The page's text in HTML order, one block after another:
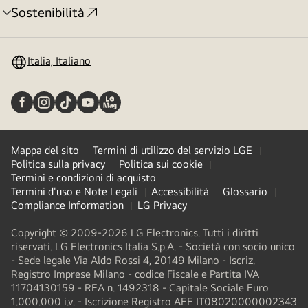
Sostenibilità
Attivazione
Italia, Italiano
Mappa del sito
Termini di utilizzo del servizio LGE
Politica sulla privacy
Politica sui cookie
Termini e condizioni di acquisto
Termini d'uso e Note Legali
Accessibilità
Glossario
Compliance Information
LG Privacy
Copyright © 2009-2026 LG Electronics. Tutti i diritti
riservati. LG Electronics Italia S.p.A. - Società con socio unico
- Sede legale Via Aldo Rossi 4, 20149 Milano - Iscriz.
Registro Imprese Milano - codice Fiscale e Partita IVA
11704130159 - REA n. 1492318 - Capitale Sociale Euro
1.000.000 i.v. - Iscrizione Registro AEE IT08020000002343​